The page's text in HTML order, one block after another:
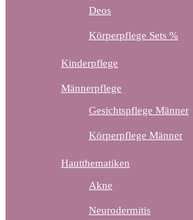
Deos
Körperpflege Sets %
Kinderpflege
Männerpflege
Gesichtspflege Männer
Körperpflege Männer
Hautthematiken
Akne
Neurodermitis